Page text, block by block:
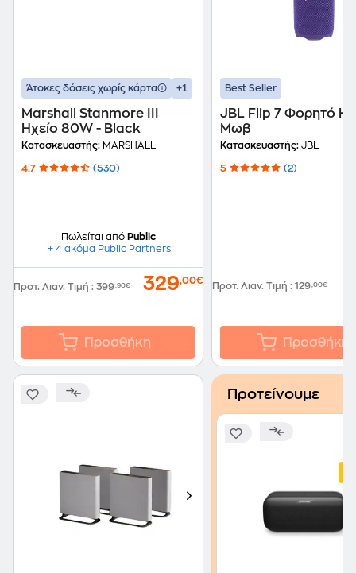
Άτοκες δόσεις χωρίς κάρτα +1
Marshall Stanmore III
Ηχείο 80W - Black
Κατασκευαστής: MARSHALL
4.7 (530)
Πωλείται από Public
+ 4 ακόμα Public Partners
Προτ. Λιαν. Τιμή : 399,90€ 329,00€
Προσθήκη
Best Seller
JBL Flip 7 Φορητό
Μωβ
Κατασκευαστής: JBL
5 (2)
Προτ. Λιαν. Τιμή : 129,00€
Προσθήκη
Προτείνουμε